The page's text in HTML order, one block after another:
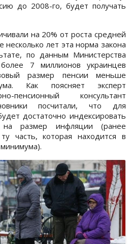
до 2008-го, будет получать
на 20% от роста средней
несколько лет эта норма закона
по данным Министерства
7 миллионов украинцев
размер пенсии меньше
Как поясняет эксперт
пенсионный консультант
посчитали, что для
достаточно индексировать
размер инфляции (ранее
часть, которая находится в